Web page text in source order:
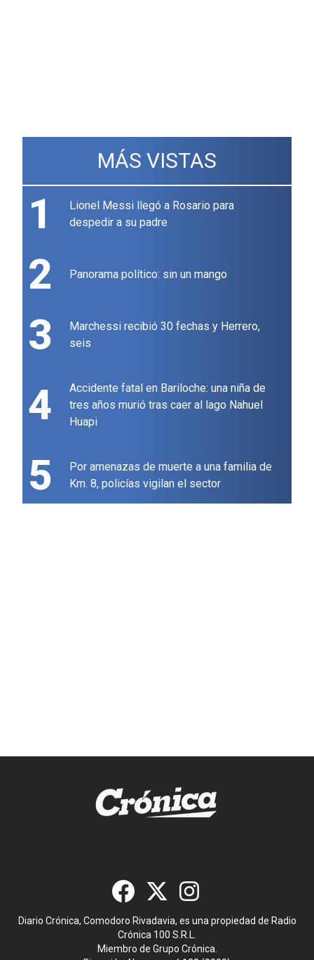
MÁS VISTAS
1
Lionel Messi llegó a Rosario para
despedir a su padre
2 Panorama político: sin un mango
3
Marchessi recibió 30 fechas y Herrero,
seis
4
Accidente fatal en Bariloche: una niña de
tres años murió tras caer al lago Nahuel
Huapi
5
Por amenazas de muerte a una familia de
Km. 8, policías vigilan el sector
Diario Crónica, Comodoro Rivadavia, es una propiedad de Radio
Crónica 100 S.R.L.
Miembro de Grupo Crónica.